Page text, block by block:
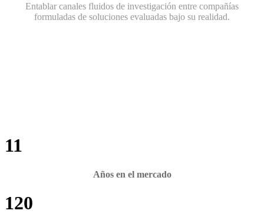
Entablar canales fluidos de investigación entre compañías
formuladas de soluciones evaluadas bajo su realidad.
11
Años en el mercado
120